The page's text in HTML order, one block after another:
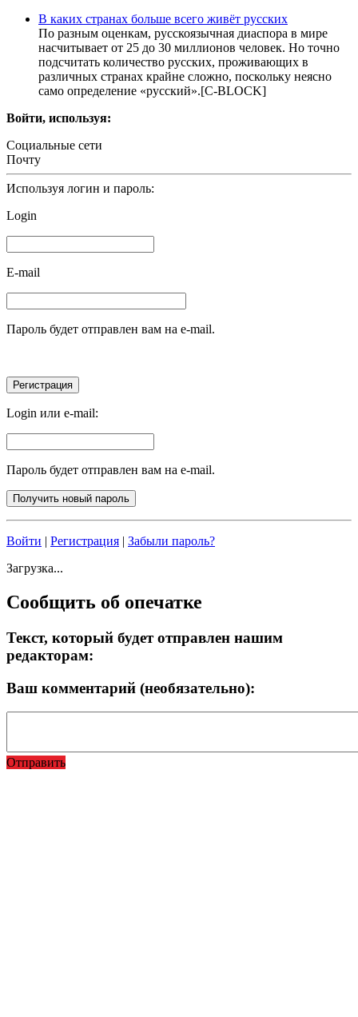
В каких странах больше всего живёт русских
По разным оценкам, русскоязычная диаспора в мире
насчитывает от 25 до 30 миллионов человек. Но точно
подсчитать количество русских, проживающих в
различных странах крайне сложно, поскольку неясно
само определение «русский».[С-BLOCK]
Войти, используя:
Социальные сети
Почту
Используя логин и пароль:
Login
E-mail
Пароль будет отправлен вам на e-mail.
Login или e-mail:
Пароль будет отправлен вам на e-mail.
Войти | Регистрация | Забыли пароль?
Загрузка...
Сообщить об опечатке
Текст, который будет отправлен нашим
редакторам:
Ваш комментарий (необязательно):
Отправить